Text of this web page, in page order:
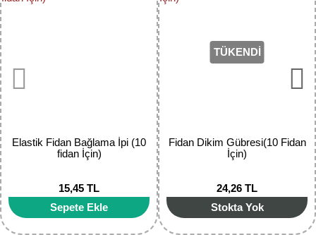
Ürün resmi kalitesiz, bozuk veya görüntülenemiyor.
Ürün açıklamasında eksik bilgiler bulunuyor.
Ürün bilgilerinde hatalar bulunuyor.
Ürün fiyatı diğer sitelerden daha pahalı.
Bu ürüne benzer farklı alternatifler olmalı.
Gönder
Elastik Fidan Bağlama İpi (10
fidan İçin)
15,45 TL
Sepete Ekle
TÜKENDİ
Fidan Dikim Gübresi(10 Fidan
İçin)
24,26 TL
Stokta Yok